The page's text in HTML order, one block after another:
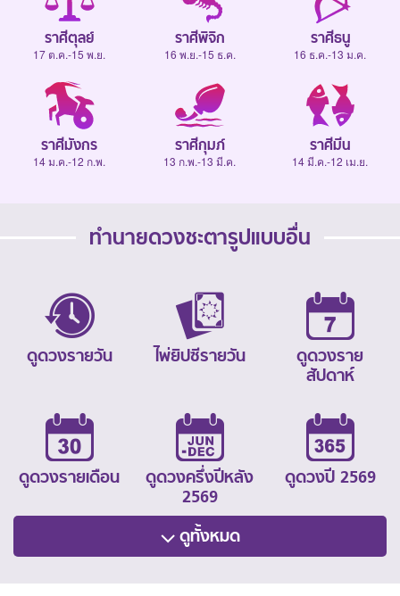
ราศีตุลย์
17 ต.ค.-15 พ.ย.
ราศีพิจิก
16 พ.ย.-15 ธ.ค.
ราศีธนู
16 ธ.ค.-13 ม.ค.
ราศีมังกร
14 ม.ค.-12 ก.พ.
ราศีกุมภ์
13 ก.พ.-13 มี.ค.
ราศีมีน
14 มี.ค.-12 เม.ย.
ทำนายดวงชะตารูปแบบอื่น
ดูดวงรายวัน ไพ่ยิปซีรายวัน
ดูดวงราย
สัปดาห์
ดูดวงรายเดือน
ดูดวงครึ่งปีหลัง
2569
ดูดวงปี 2569
ดูทั้งหมด